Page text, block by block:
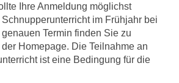
Ihre Anmeldung möglichst
im Frühjahr bei
Termin finden Sie zu
Homepage. Die Teilnahme an
ist eine Bedingung für die